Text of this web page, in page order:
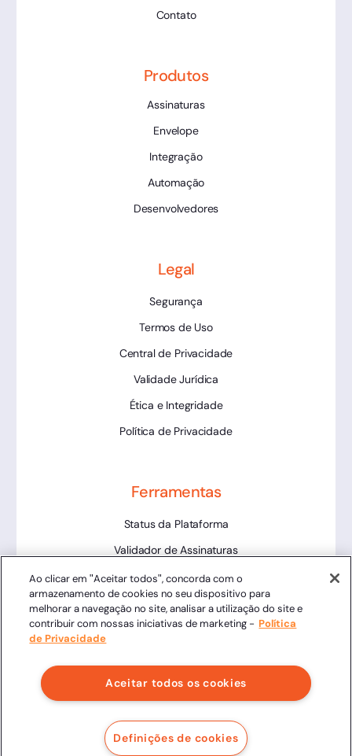
Contato
Produtos
Assinaturas
Envelope
Integração
Automação
Desenvolvedores
Legal
Segurança
Termos de Uso
Central de Privacidade
Validade Jurídica
Ética e Integridade
Política de Privacidade
Ferramentas
Status da Plataforma
Validador de Assinaturas
Trabalhe Conosco
LLM
Clicksign® - Todos os direitos reservados.
Av. Marcos Penteado de Ulhoa Rodrigues, 939 8º andar,
Torre 1, Tamboré, Barueri, SP, 06460-040
Ao clicar em "Aceitar todos", concorda com o
armazenamento de cookies no seu dispositivo para
melhorar a navegação no site, analisar a utilização do site e
contribuir com nossas iniciativas de marketing - Política
de Privacidade
Aceitar todos os cookies
Definições de cookies